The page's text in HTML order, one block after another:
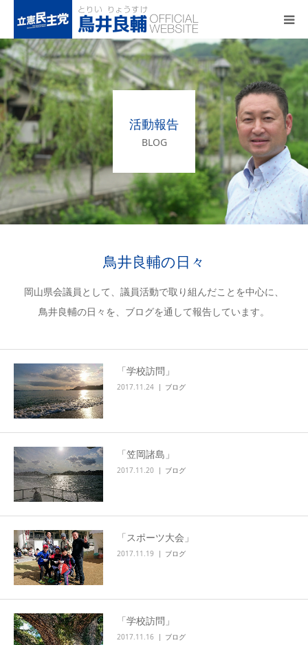
活動報告
BLOG
鳥井良輔の日々
岡山県会議員として、議員活動で取り組んだことを中心に、
鳥井良輔の日々を、ブログを通して報告しています。
「学校訪問」
2017.11.24 ブログ
「笠岡諸島」
2017.11.20 ブログ
「スポーツ大会」
2017.11.19 ブログ
「学校訪問」
2017.11.16 ブログ
トップページ
基本政策
プロフィール
事務所アクセス
活動報告